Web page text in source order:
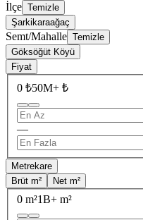
İlçe Temizle
Şarkikaraağaç
Semt/Mahalle Temizle
Göksöğüt Köyü
Fiyat
0 ₺50M+ ₺
—
Metrekare
Brüt m²
Net m²
0 m²1B+ m²